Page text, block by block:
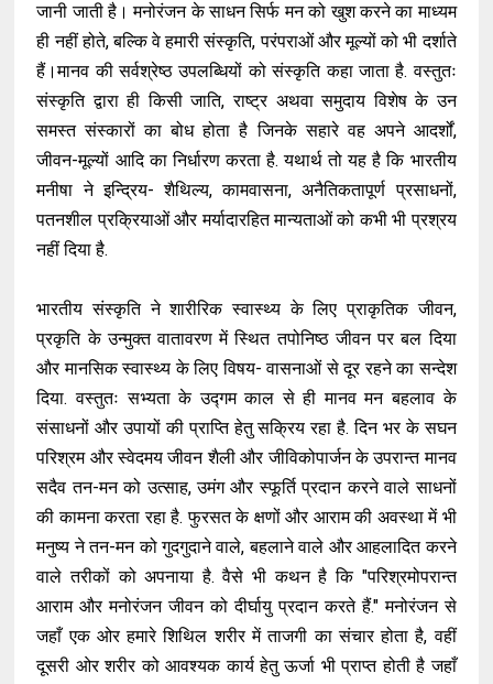
जानी जाती है। मनोरंजन के साधन सिर्फ मन को खुश करने का माध्यम
ही नहीं होते, बल्कि वे हमारी संस्कृति, परंपराओं और मूल्यों को भी दर्शाते
हैं।मानव की सर्वश्रेष्ठ उपलब्धियों को संस्कृति कहा जाता है. वस्तुतः
संस्कृति द्वारा ही किसी जाति, राष्ट्र अथवा समुदाय विशेष के उन
समस्त संस्कारों का बोध होता है जिनके सहारे वह अपने आदर्शों,
जीवन-मूल्यों आदि का निर्धारण करता है. यथार्थ तो यह है कि भारतीय
मनीषा ने इन्द्रिय- शैथिल्य, कामवासना, अनैतिकतापूर्ण प्रसाधनों,
पतनशील प्रक्रियाओं और मर्यादारहित मान्यताओं को कभी भी प्रश्रय
नहीं दिया है.
भारतीय संस्कृति ने शारीरिक स्वास्थ्य के लिए प्राकृतिक जीवन,
प्रकृति के उन्मुक्त वातावरण में स्थित तपोनिष्ठ जीवन पर बल दिया
और मानसिक स्वास्थ्य के लिए विषय- वासनाओं से दूर रहने का सन्देश
दिया. वस्तुतः सभ्यता के उद्गम काल से ही मानव मन बहलाव के
संसाधनों और उपायों की प्राप्ति हेतु सक्रिय रहा है. दिन भर के सघन
परिश्रम और स्वेदमय जीवन शैली और जीविकोपार्जन के उपरान्त मानव
सदैव तन-मन को उत्साह, उमंग और स्फूर्ति प्रदान करने वाले साधनों
की कामना करता रहा है. फुरसत के क्षणों और आराम की अवस्था में भी
मनुष्य ने तन-मन को गुदगुदाने वाले, बहलाने वाले और आहलादित करने
वाले तरीकों को अपनाया है. वैसे भी कथन है कि "परिश्रमोपरान्त
आराम और मनोरंजन जीवन को दीर्घायु प्रदान करते हैं." मनोरंजन से
जहाँ एक ओर हमारे शिथिल शरीर में ताजगी का संचार होता है, वहीं
दूसरी ओर शरीर को आवश्यक कार्य हेतु ऊर्जा भी प्राप्त होती है जहाँ